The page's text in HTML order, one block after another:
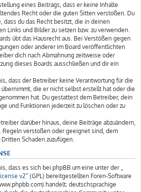
eines Beitrags, dass er keine Inhalte
Recht oder die guten Sitten verstoßen. Du
dass du das Recht besitzt, die in deinen
Links und Bilder zu setzen bzw. zu verwenden.
übt das Hausrecht aus. Bei Verstößen gegen
oder anderer im Board veröffentlichten
dich nach Abmahnung zeitweise oder
dieses Boards ausschließen und dir ein
dass der Betreiber keine Verantwortung für die
die er nicht selbst erstellt hat oder die
hat. Du gestattest dem Betreiber, dein
und Funktionen jederzeit zu löschen oder zu
darüber hinaus, deine Beiträge abzuändern,
Regeln verstoßen oder geeignet sind, dem
Schaden zuzufügen.
dass es sich bei phpBB um eine unter der „
v2“ (GPL) bereitgestellten Foren-Software
handelt; deutschsprachige